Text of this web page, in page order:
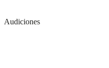
Audiciones